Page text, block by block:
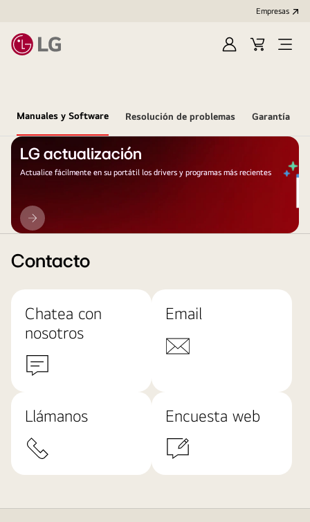
Empresas
IniciarCarritoOpen
Manuales y Software Resolución de problemas Garantía
LG actualización
Actualice fácilmente en su portátil los drivers y programas más recientes
LG
actualización
Contacto
Chatea con
nosotros
Email
Llámanos Encuesta web